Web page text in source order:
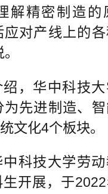
解精密制造的
应对产线上的
绍，华中科技
先进制造、智
文化4个板块。
中科技大学劳
开展，于